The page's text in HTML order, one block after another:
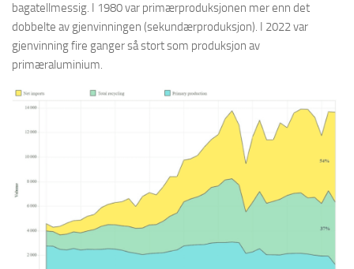
bagatellmessig. I 1980 var primærproduksjonen mer enn det
dobbelte av gjenvinningen (sekundærproduksjon). I 2022 var
gjenvinning fire ganger så stort som produksjon av
primæraluminium.